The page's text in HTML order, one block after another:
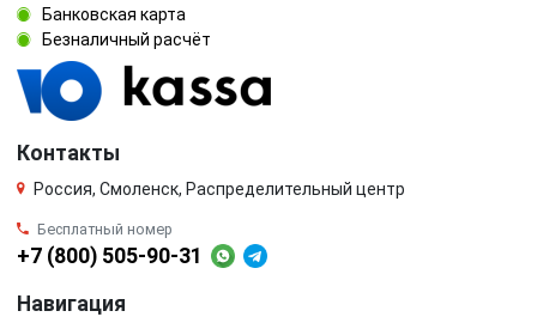
Банковская карта
Безналичный расчёт
Контакты
Россия, Смоленск, Распределительный центр
Бесплатный номер
+7 (800) 505-90-31
Навигация